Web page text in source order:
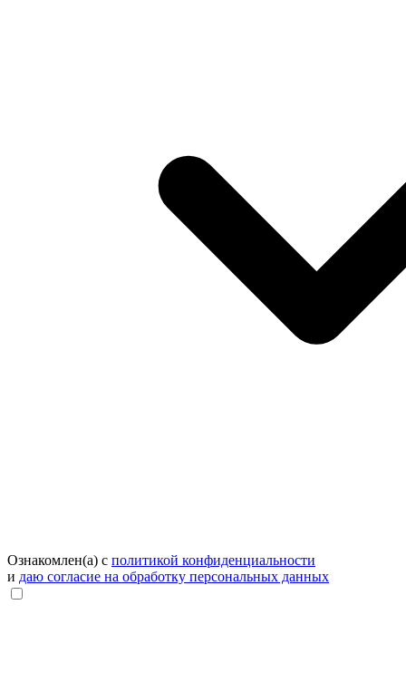
Ознакомлен(а) с политикой конфиденциальности
и даю согласие на обработку персональных данных